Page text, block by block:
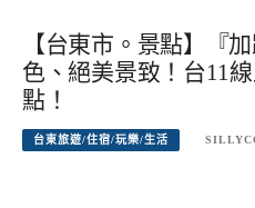
【台東市。景點】『
色、絕美景致！台11
點！
台東旅遊/住宿/玩樂/生活